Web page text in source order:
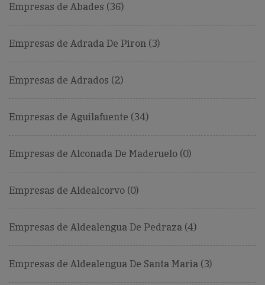
Empresas de Abades (36)
Empresas de Adrada De Piron (3)
Empresas de Adrados (2)
Empresas de Aguilafuente (34)
Empresas de Alconada De Maderuelo (0)
Empresas de Aldealcorvo (0)
Empresas de Aldealengua De Pedraza (4)
Empresas de Aldealengua De Santa Maria (3)